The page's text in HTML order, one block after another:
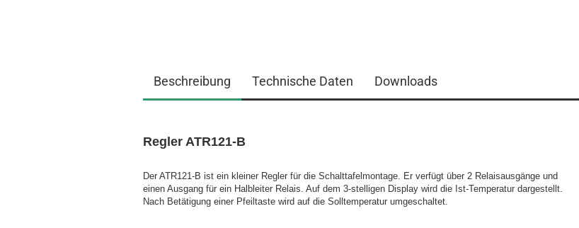
Beschreibung Technische Daten Downloads
Regler ATR121-B
Der ATR121-B ist ein kleiner Regler für die Schalttafelmontage. Er verfügt über 2 Relaisausgänge und
einen Ausgang für ein Halbleiter Relais. Auf dem 3-stelligen Display wird die Ist-Temperatur dargestellt.
Nach Betätigung einer Pfeiltaste wird auf die Solltemperatur umgeschaltet.